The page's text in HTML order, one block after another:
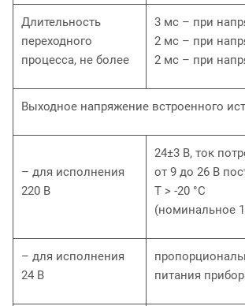
Длительность
переходного
процесса, не более
3 мс – при
2 мс – при
2 мс – при
Выходное напряжение встроенного
– для исполнения
220 В
24±3 В, ток
от 9 до 26 В
Т > -20 °С
(номинальное
– для исполнения
24 В
питания